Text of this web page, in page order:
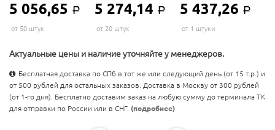
5 056,65 Р 5 274,14 Р 5 437,26 Р
от 50 штук от 20 штук от 1 штуки
Актуальные цены и наличие уточняйте у менеджеров.
Бесплатная доставка по СПб в тот же или следующий день (от 15 т.р.) и
от 500 рублей для остальных заказов. Доставка в Москву от 300 рублей
(от 1-го дня). Бесплатно доставим заказ на любую сумму до терминала ТК
для отправки по России или в СНГ. (подробнее)